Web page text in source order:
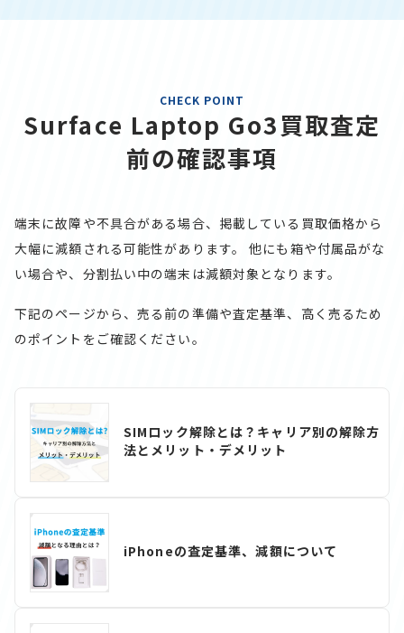
CHECK POINT
Surface Laptop Go3買取査定
前の確認事項
端末に故障や不具合がある場合、掲載している買取価格から
大幅に減額される可能性があります。
他にも箱や付属品がな
い場合や、分割払い中の端末は減額対象となります。
下記のページから、売る前の準備や査定基準、高く売るため
のポイントをご確認ください。
SIMロック解除とは？キャリア別の解除方
法とメリット・デメリット
iPhoneの査定基準、減額について